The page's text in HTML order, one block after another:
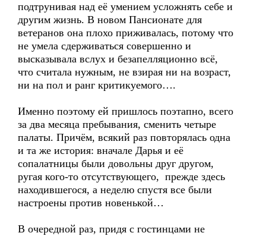
подтрунивая над её умением усложнять себе и
другим жизнь. В новом Пансионате для
ветеранов она плохо приживалась, потому что
не умела сдерживаться совершенно и
высказывала вслух и безапелляционно всё,
что считала нужным, не взирая ни на возраст,
ни на пол и ранг критикуемого….
Именно поэтому ей пришлось поэтапно, всего
за два месяца пребывания, сменить четыре
палаты. Причём, всякий раз повторялась одна
и та же история: вначале Дарья и её
сопалатницы были довольны друг другом,
ругая кого-то отсутствующего, прежде здесь
находившегося, а неделю спустя все были
настроены против новенькой…
В очередной раз, придя с гостинцами не